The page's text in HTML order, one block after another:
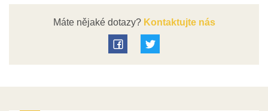
Máte nějaké dotazy?Kontaktujte nás